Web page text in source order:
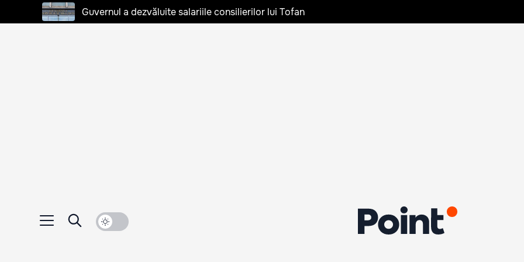
Guvernul a dezvăluite salariile consilierilor lui Tofan